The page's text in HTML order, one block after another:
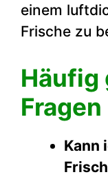
einem
Frische zu
Häufig
Fragen
Kann